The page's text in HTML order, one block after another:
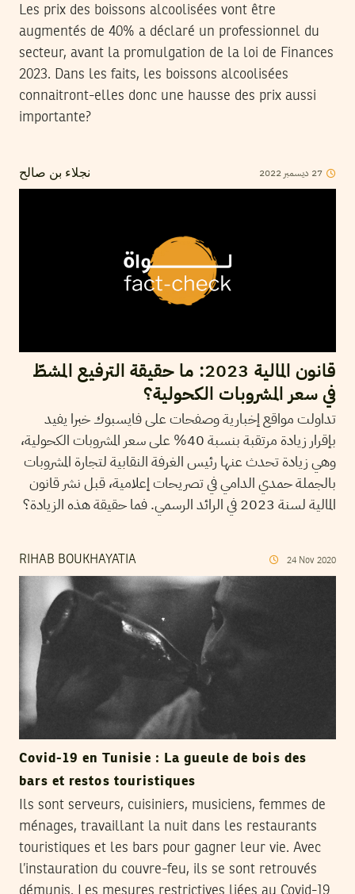
Les prix des boissons alcoolisées vont être
augmentés de 40% a déclaré un professionnel du
secteur, avant la promulgation de la loi de Finances
2023. Dans les faits, les boissons alcoolisées
connaitront-elles donc une hausse des prix aussi
importante?
نجلاء بن صالح 27 ديسمبر 2022
قانون المالية 2023: ما حقيقة الترفيع المشطّ
في سعر المشروبات الكحولية؟
تداولت مواقع إخبارية وصفحات على فايسبوك خبرا يفيد
بإقرار زيادة مرتقبة بنسبة 40% على سعر المشروبات الكحولية،
وهي زيادة تحدث عنها رئيس الغرفة النقابية لتجارة المشروبات
بالجملة حمدي الدامي في تصريحات إعلامية، قبل نشر قانون
المالية لسنة 2023 في الرائد الرسمي. فما حقيقة هذه الزيادة؟
RIHAB BOUKHAYATIA 24 Nov 2020
Covid-19 en Tunisie : La gueule de bois des
bars et restos touristiques
Ils sont serveurs, cuisiniers, musiciens, femmes de
ménages, travaillant la nuit dans les restaurants
touristiques et les bars pour gagner leur vie. Avec
l’instauration du couvre-feu, ils se sont retrouvés
démunis. Les mesures restrictives liées au Covid-19